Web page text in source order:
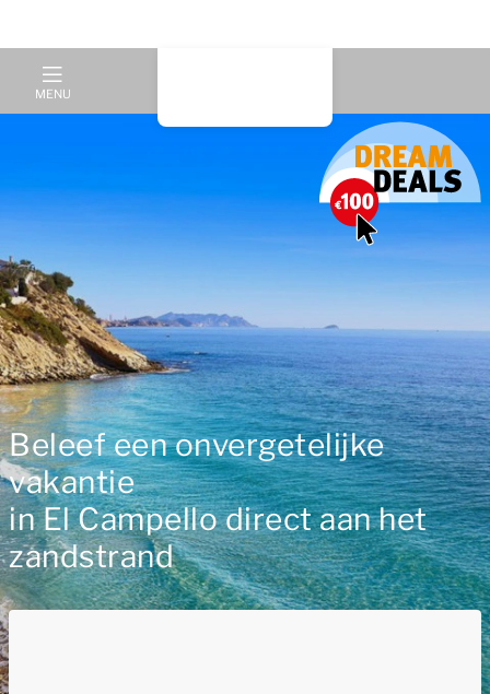
MENU
Beleef een onvergetelijke
vakantie
in El Campello direct aan het
zandstrand